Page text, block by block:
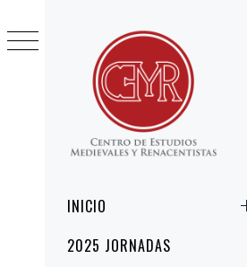
MenuINICIO
2025 JORNADAS
to